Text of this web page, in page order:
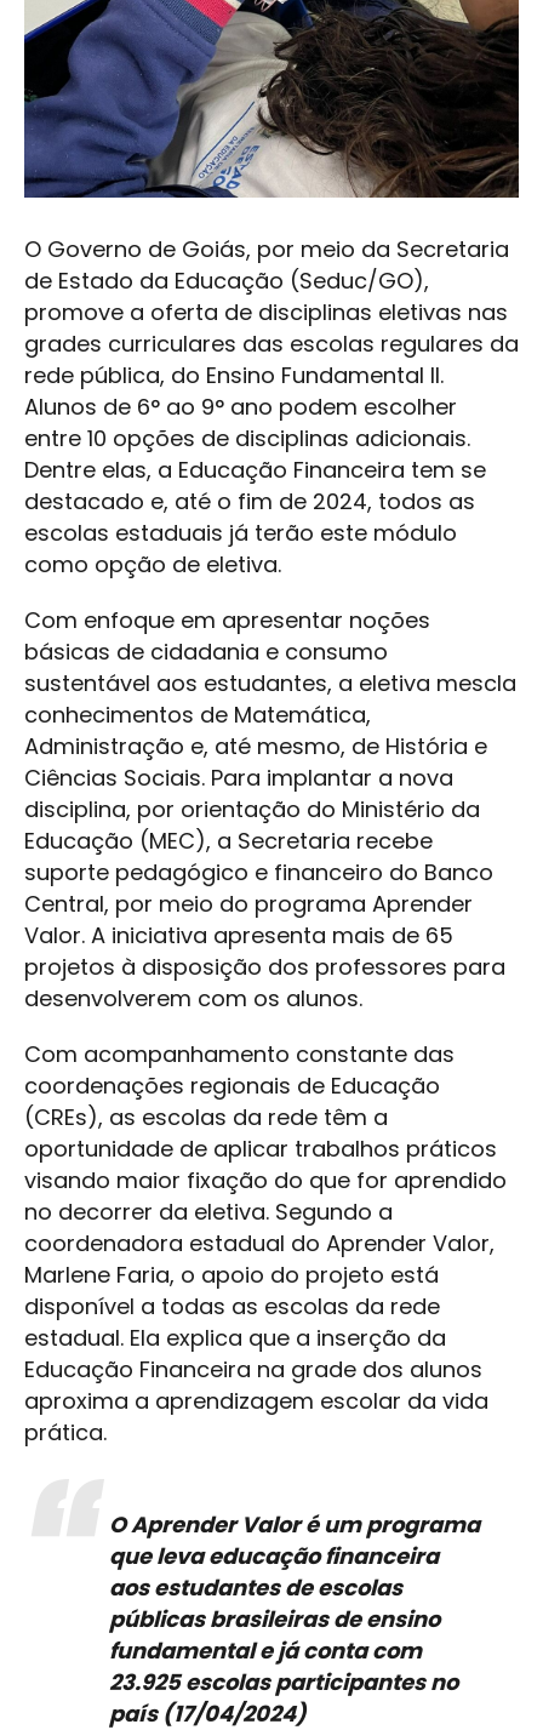
O Governo de Goiás, por meio da Secretaria
de Estado da Educação (Seduc/GO),
promove a oferta de disciplinas eletivas nas
grades curriculares das escolas regulares da
rede pública, do Ensino Fundamental II.
Alunos de 6° ao 9° ano podem escolher
entre 10 opções de disciplinas adicionais.
Dentre elas, a Educação Financeira tem se
destacado e, até o fim de 2024, todos as
escolas estaduais já terão este módulo
como opção de eletiva.
Com enfoque em apresentar noções
básicas de cidadania e consumo
sustentável aos estudantes, a eletiva mescla
conhecimentos de Matemática,
Administração e, até mesmo, de História e
Ciências Sociais. Para implantar a nova
disciplina, por orientação do Ministério da
Educação (MEC), a Secretaria recebe
suporte pedagógico e financeiro do Banco
Central, por meio do programa Aprender
Valor. A iniciativa apresenta mais de 65
projetos à disposição dos professores para
desenvolverem com os alunos.
Com acompanhamento constante das
coordenações regionais de Educação
(CREs), as escolas da rede têm a
oportunidade de aplicar trabalhos práticos
visando maior fixação do que for aprendido
no decorrer da eletiva. Segundo a
coordenadora estadual do Aprender Valor,
Marlene Faria, o apoio do projeto está
disponível a todas as escolas da rede
estadual. Ela explica que a inserção da
Educação Financeira na grade dos alunos
aproxima a aprendizagem escolar da vida
prática.
O Aprender Valor é um programa
que leva educação financeira
aos estudantes de escolas
públicas brasileiras de ensino
fundamental e já conta com
23.925 escolas participantes no
país (17/04/2024)